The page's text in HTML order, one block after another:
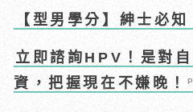
【型男學分】紳士必
立即諮詢HPV！是對
資，把握現在不嫌晚！